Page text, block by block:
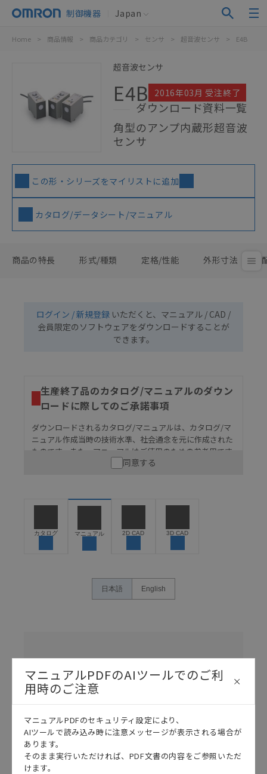
制御機器 Japan
Home > 商品情報 > 商品カテゴリ > センサ > 超音波センサ > E4B
超音波センサ
E4B 2016年03月 受注終了
ダウンロード資料一覧
角型のアンプ内蔵形超音波
センサ
この形・シリーズをマイリストに追加
カタログ/データシート/マニュアル
商品の特長 形式/種類 定格/性能 外形寸法
ログイン / 新規登録 いただくと、マニュアル / CAD /
会員限定のソフトウェアをダウンロードすることが
できます。
生産終了品のカタログ/マニュアルのダウン
ロードに際してのご承諾事項
ダウンロードされるカタログ/マニュアルは、カタログ/マ
ニュアル作成当時の技術水準、社会通念を元に作成された
ものです。また、マニュアルはご使用のための参考用です
ので、ご使用にあたっての安全性については十分にご配慮
うな用途に使用される場合には、システム全体として
保できるよう設計されていること、および本製品が全
ン事例は参考用ですので、ご採用に際しては機器・装
置の機能や安全性をご確認のうえご使用ください。・
があります。改めて当サイトの掲載内容をご確認のう
え、ご用命下さいますようお願いいたします。
同意する
カタログ マニュアル 2D CAD 3D CAD
日本語 English
各種マニュアル・テクニカルガイド・取扱説明書のダウンロー
選択 種類
/
カ
タ
番
最終更新
E4B
超
音
マニュアルPDFのAIツールでのご利
用時のご注意
マニュアルPDFのセキュリティ設定により、
AIツールで読み込み時に注意メッセージが表示される場合が
あります。
そのまま実行いただければ、PDF文書の内容をご参照いただ
けます。